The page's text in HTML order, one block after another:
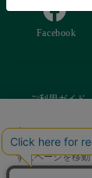
ご利用ガイド
採
当サイトでは、
たします。ボタ
ずにページを移
なります。クッ